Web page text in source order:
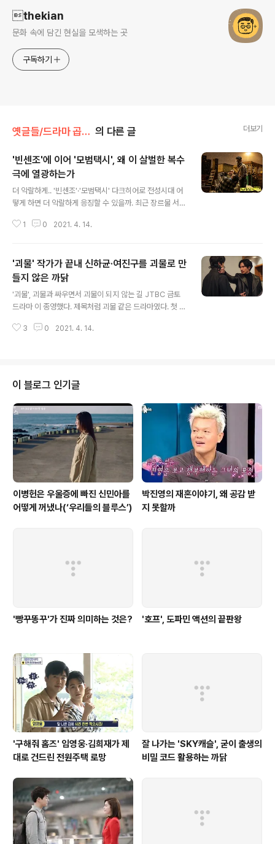
thekian
문화 속에 담긴 현실을 모색하는 곳
구독하기
옛글들/드라마 곱씹기 의 다른 글 더보기
'빈센조'에 이어 '모범택시', 왜 이 살벌한 복수
극에 열광하는가
더 악랄하게.. '빈센조'·'모범택시' 다크히어로 전성시대 어
떻게 하면 더 악랄하게 응징할 수 있을까. 최근 장르물 서사
다크히어로들은 인면수심의 악당들을 법이 아닌 그들의 방
운수 택시기사 김도기(이제훈)가 그렇다. 도대체 무엇이 악
당 잡는 악당들, 다크히어로 전성시대를 열었을까. 의 마피
아 변호사 빈센조가 바벨그룹과 대적하는 방식은 마피아의
방식 그대로다. 그는 변호사이긴 하지만 법을 정의구현의
다. 법무법인 지푸라기의 홍유찬(유재명) 변호사가 힘없는
1 0 2021. 4. 14.
'괴물' 작가가 끝내 신하균·여진구를 괴물로 만
들지 않은 까닭
'괴물', 괴물과 싸우면서 괴물이 되지 않는 길 JTBC 금토
드라마 이 종영했다. 제목처럼 괴물 같은 드라마였다. 첫 회
릴러 특유의 쫄깃한 장르적 묘미를 선사하면서도 일관된
그가 이동식(신하균)이 그토록 찾으려 했던 괴물의 진면목
은 아니었다는 걸 보여줬다. 그의 뒤에는 일찍이 그가 사이
코패스 연쇄살인범이라는 걸 알면서도 자기 자식을 지키기
위해 20년간이나 이를 묵인한 채 살아온 시의원 도해원(길
해연)이었고, 실제로 이동식의 여동생을 뺑소니친 후 사건
을 덮어버린 한기환(최진호) 경찰청장..
3 0 2021. 4. 14.
이 블로그 인기글
이병헌은 우울증에 빠진 신민아를
어떻게 꺼냈나(‘우리들의 블루스’)
박진영의 재혼이야기, 왜 공감 받
지 못할까
'빵꾸똥꾸'가 진짜 의미하는 것은? '호프', 도파민 액션의 끝판왕
'구해줘 홈즈' 임영웅·김희재가 제
대로 건드린 전원주택 로망
잘 나가는 'SKY캐슬', 굳이 출생의
비밀 코드 활용하는 까닭